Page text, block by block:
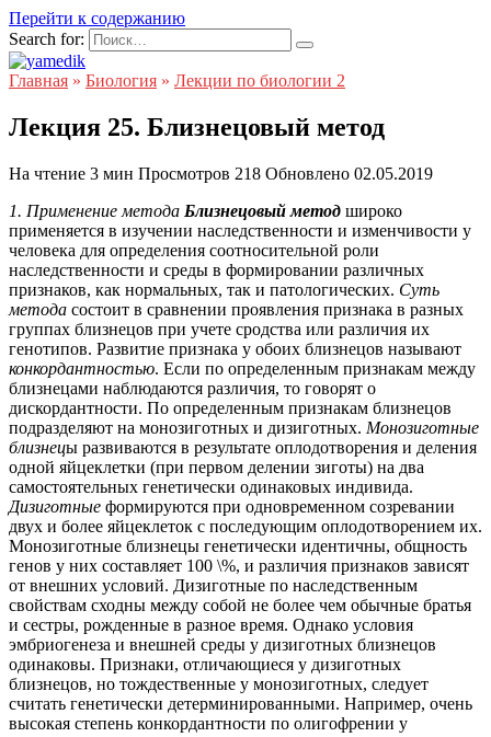
Перейти к содержанию
Search for:
Главная » Биология » Лекции по биологии 2
Лекция 25. Близнецовый метод
На чтение 3 мин Просмотров 218 Обновлено 02.05.2019
1. Применение метода Близнецовый метод широко
применяется в изучении наследственности и изменчивости у
человека для определения соотносительной роли
наследственности и среды в формировании различных
признаков, как нормальных, так и патологических. Суть
метода состоит в сравнении проявления признака в разных
группах близнецов при учете сродства или различия их
генотипов. Развитие признака у обоих близнецов называют
конкордантностью. Если по определенным признакам между
близнецами наблюдаются различия, то говорят о
дискордантности. По определенным признакам близнецов
подразделяют на монозиготных и дизиготных. Монозиготные
близнецы развиваются в результате оплодотворения и деления
одной яйцеклетки (при первом делении зиготы) на два
самостоятельных генетически одинаковых индивида.
Дизиготные формируются при одновременном созревании
двух и более яйцеклеток с последующим оплодотворением их.
Монозиготные близнецы генетически идентичны, общность
генов у них составляет 100 \%, и различия признаков зависят
от внешних условий. Дизиготные по наследственным
свойствам сходны между собой не более чем обычные братья
и сестры, рожденные в разное время. Однако условия
эмбриогенеза и внешней среды у дизиготных близнецов
одинаковы. Признаки, отличающиеся у дизиготных
близнецов, но тождественные у монозиготных, следует
считать генетически детерминированными. Например, очень
высокая степень конкордантности по олигофрении у